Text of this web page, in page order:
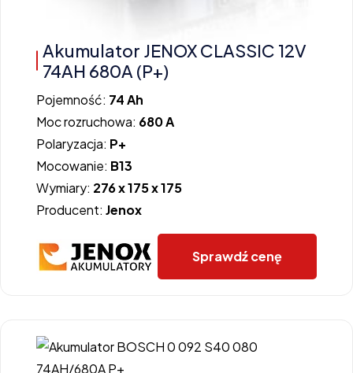
Akumulator JENOX CLASSIC 12V
74AH 680A (P+)
Pojemność: 74 Ah
Moc rozruchowa: 680 A
Polaryzacja: P+
Mocowanie: B13
Wymiary: 276 x 175 x 175
Producent: Jenox
Sprawdź cenę